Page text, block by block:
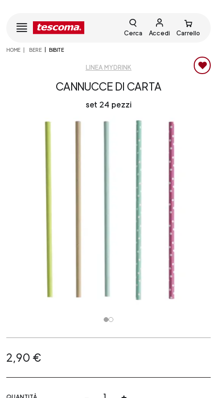
Cerca Accedi Carrello
HOME BERE BIBITE
LINEA MYDRINK
CANNUCCE DI CARTA
set 24 pezzi
2,90 €